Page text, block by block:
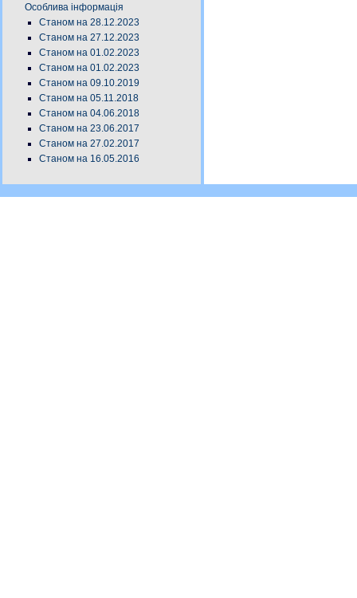
Особлива інформація
Станом на 28.12.2023
Станом на 27.12.2023
Станом на 01.02.2023
Станом на 01.02.2023
Станом на 09.10.2019
Станом на 05.11.2018
Станом на 04.06.2018
Станом на 23.06.2017
Станом на 27.02.2017
Станом на 16.05.2016